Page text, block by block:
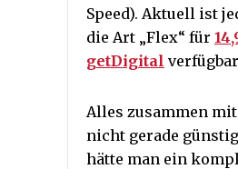
Speed). Aktuell ist
die Art „Flex“ für
getDigital
Alles zusammen
nicht gerade
hätte man ein